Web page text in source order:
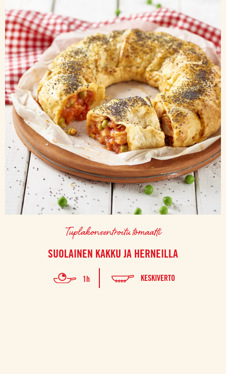
Tuplakonsentroitu tomaatti
SUOLAINEN KAKKU JA HERNEILLA
1h KESKIVERTO